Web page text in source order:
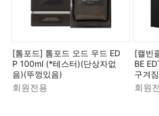
[톰포드] 톰포드 오드 우드 ED
P 100ml (*테스터)(단상자없
음)(뚜껑있음)
회원전용
[캘빈
BE
구겨
회원